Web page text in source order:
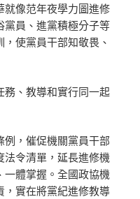
就像范年夜學力圖進修
黨員、進黨積極分子等
使黨員干部知敬畏、
務、教導和實行同一起
，催促機關黨員干部
法令清單，延長進修機
一體掌握。全國政協機
，實在將黨紀進修教導